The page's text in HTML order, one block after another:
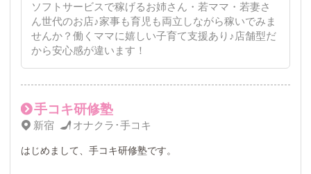
ソフトサービスで稼げるお姉さん・若ママ・若妻さ
ん世代のお店♪家事も育児も両立しながら稼いでみま
せんか？働くママに嬉しい子育て支援あり♪店舗型だ
から安心感が違います！
手コキ研修塾
新宿 オナクラ･手コキ
はじめまして、手コキ研修塾です。